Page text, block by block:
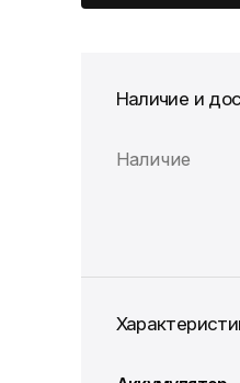
Наличие и
Наличие